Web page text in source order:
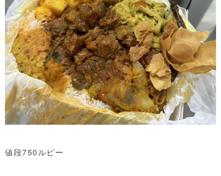
値段750ルピー